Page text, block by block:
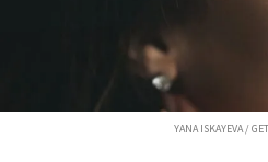
YANA ISKAYEVA /